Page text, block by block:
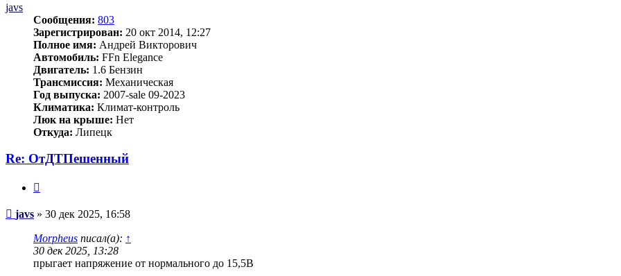
javs
Сообщения: 803
Зарегистрирован: 20 окт 2014, 12:27
Полное имя: Андрей Викторович
Автомобиль: FFn Elegance
Двигатель: 1.6 Бензин
Трансмиссия: Механическая
Год выпуска: 2007-sale 09-2023
Климатика: Климат-контроль
Люк на крыше: Нет
Откуда: Липецк
Re: ОтДТПешенный
Сообщение
javs » 30 дек 2025, 16:58
Morpheus писал(а): ↑
30 дек 2025, 13:28
прыгает напряжение от нормального до 15,5В